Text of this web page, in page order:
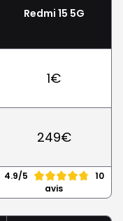
Redmi 15 5G
1€
249€
4.9/5
10
avis